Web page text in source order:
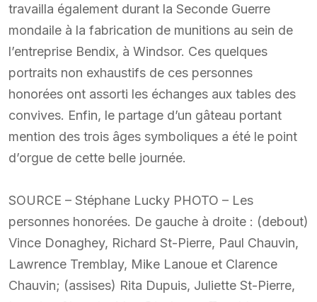
travailla également durant la Seconde Guerre
mondaile à la fabrication de munitions au sein de
l’entreprise Bendix, à Windsor. Ces quelques
portraits non exhaustifs de ces personnes
honorées ont assorti les échanges aux tables des
convives. Enfin, le partage d’un gâteau portant
mention des trois âges symboliques a été le point
d’orgue de cette belle journée.
SOURCE – Stéphane Lucky PHOTO – Les
personnes honorées. De gauche à droite : (debout)
Vince Donaghey, Richard St-Pierre, Paul Chauvin,
Lawrence Tremblay, Mike Lanoue et Clarence
Chauvin; (assises) Rita Dupuis, Juliette St-Pierre,